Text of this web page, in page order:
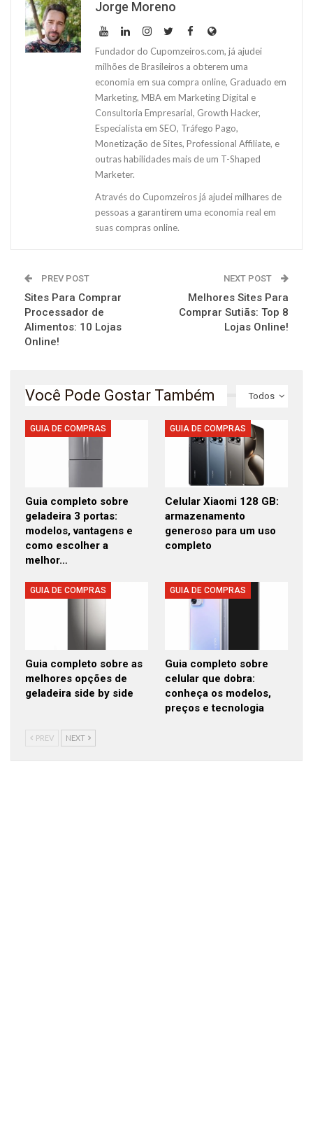
Jorge Moreno
Fundador do Cupomzeiros.com, já ajudei
milhões de Brasileiros a obterem uma
economia em sua compra online, Graduado em
Marketing, MBA em Marketing Digital e
Consultoria Empresarial, Growth Hacker,
Especialista em SEO, Tráfego Pago,
Monetização de Sites, Professional Affiliate, e
outras habilidades mais de um T-Shaped
Marketer.
Através do Cupomzeiros já ajudei milhares de
pessoas a garantirem uma economia real em
suas compras online.
PREV POST
Sites Para Comprar
Processador de
Alimentos: 10 Lojas
Online!
NEXT POST
Melhores Sites Para
Comprar Sutiãs: Top 8
Lojas Online!
Todos
Você Pode Gostar Também
GUIA DE COMPRAS
Guia completo sobre
geladeira 3 portas:
modelos, vantagens e
como escolher a
melhor…
GUIA DE COMPRAS
Celular Xiaomi 128 GB:
armazenamento
generoso para um uso
completo
GUIA DE COMPRAS
Guia completo sobre as
melhores opções de
geladeira side by side
GUIA DE COMPRAS
Guia completo sobre
celular que dobra:
conheça os modelos,
preços e tecnologia
PREV NEXT